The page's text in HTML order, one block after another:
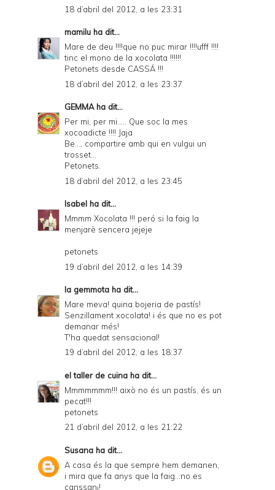
18 d’abril del 2012, a les 23:31
mamilu ha dit...
Mare de deu !!!!que no puc mirar !!!!ufff !!!!
tinc el mono de la xocolata !!!!!!
Petonets desde CASSÁ !!!
18 d’abril del 2012, a les 23:37
GEMMAha dit...
Per mi, per mi..... Que soc la mes
xocoadicte !!!! Jaja
Be..., compartire amb qui en vulgui un
trosset...
Petonets.
18 d’abril del 2012, a les 23:45
Isabel ha dit...
Mmmm Xocolata !!! peró si la faig la
menjarè sencera jejeje
petonets
19 d’abril del 2012, a les 14:39
la gemmota ha dit...
Mare meva! quina bojeria de pastís!
Senzillament xocolata! i és que no es pot
demanar més!
T'ha quedat sensacional!
19 d’abril del 2012, a les 18:37
el taller de cuina ha dit...
Mmmmmmm!!! això no és un pastís, és un
pecat!!!
petonets
21 d’abril del 2012, a les 21:22
Susana ha dit...
A casa és la que sempre hem demanen,
i mira que fa anys que la faig...no es
canssan¡!